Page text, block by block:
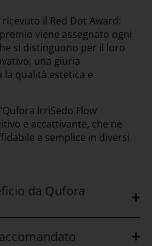
il Red Dot Award:
viene assegnato ogni
si distinguono per il loro
una giuria
qualità estetica e
IrriSedo Flow
e accattivante, che ne
e semplice in diversi
da Qufora